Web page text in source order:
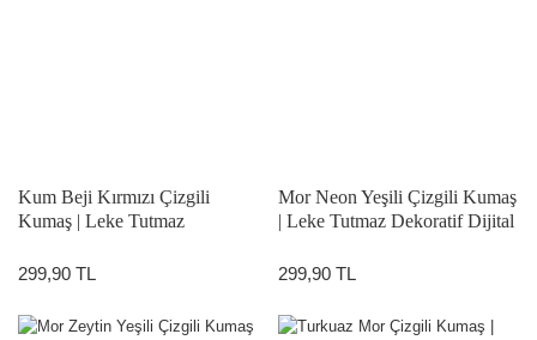
Kum Beji Kırmızı Çizgili
Kumaş | Leke Tutmaz
299,90 TL
Mor Neon Yeşili Çizgili Kumaş
| Leke Tutmaz Dekoratif Dijital
299,90 TL